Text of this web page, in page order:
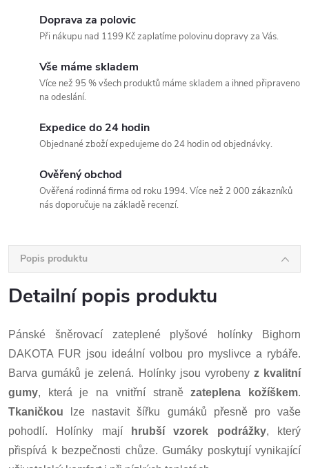
Doprava za polovic
Při nákupu nad 1199 Kč zaplatíme polovinu dopravy za Vás.
Vše máme skladem
Více než 95 % všech produktů máme skladem a ihned připraveno
na odeslání.
Expedice do 24 hodin
Objednané zboží expedujeme do 24 hodin od objednávky.
Ověřený obchod
Ověřená rodinná firma od roku 1994. Více než 2 000 zákazníků
nás doporučuje na základě recenzí.
Popis produktu
Detailní popis produktu
Pánské šněrovací zateplené plyšové holínky Bighorn
DAKOTA FUR jsou ideální volbou pro myslivce a rybáře.
Barva gumáků je zelená. Holínky jsou vyrobeny z kvalitní
gumy, která je na vnitřní stranězateplena kožíškem.
Tkaničkou
lze nastavit šířku gumáků přesně pro vaše
pohodlí. Holínky mají hrubší vzorek podrážky, který
přispívá k bezpečnosti chůze. Gumáky poskytují vynikající